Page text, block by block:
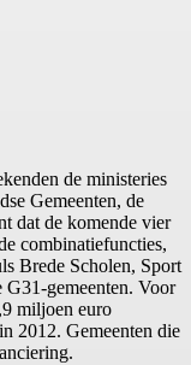
de ministeries
Gemeenten, de
dat de komende vier
combinatiefuncties,
Brede Scholen, Sport
gemeenten. Voor
miljoen euro
2012. Gemeenten die